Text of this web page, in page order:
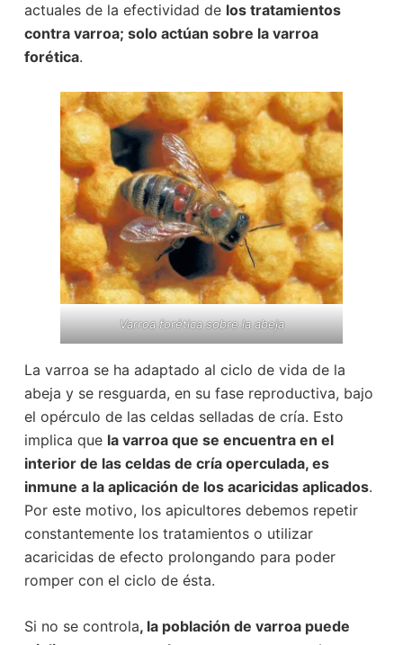
actuales de la efectividad de los tratamientos
contra varroa; solo actúan sobre la varroa
forética.
Varroa forética sobre la abeja
La varroa se ha adaptado al ciclo de vida de la
abeja y se resguarda, en su fase reproductiva, bajo
el opérculo de las celdas selladas de cría. Esto
implica que la varroa que se encuentra en el
interior de las celdas de cría operculada, es
inmune a la aplicación de los acaricidas aplicados.
Por este motivo, los apicultores debemos repetir
constantemente los tratamientos o utilizar
acaricidas de efecto prolongando para poder
romper con el ciclo de ésta.
Si no se controla, la población de varroa puede